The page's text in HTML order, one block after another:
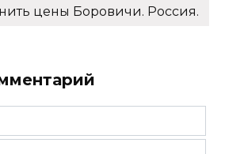
цены Боровичи. Россия.